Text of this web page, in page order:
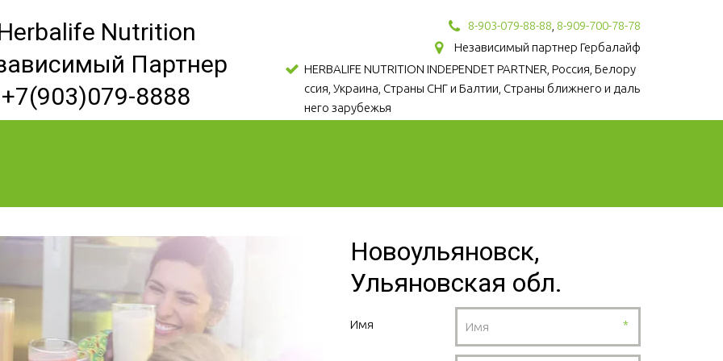
Nutrition
Партнер
+7(903)079-8888
8-903-079-88-88 8-909-700-78-78
Независимый партнер Гербалайф
HERBALIFE NUTRITION INDEPENDET PARTNER, Россия, Белору
ссия, Украина, Страны СНГ и Балтии, Страны ближнего и даль
него зарубежья
Новоульяновск,
Ульяновская обл.
Имя *